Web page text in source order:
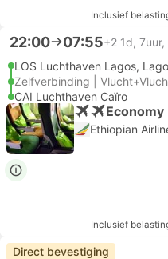
Inclusief
22:00 07:55+2 1d,
LOS Luchthaven Lagos,
Zelfverbinding |
CAI Luchthaven Caïro
Ethiopian
Inclusief
Direct bevestiging